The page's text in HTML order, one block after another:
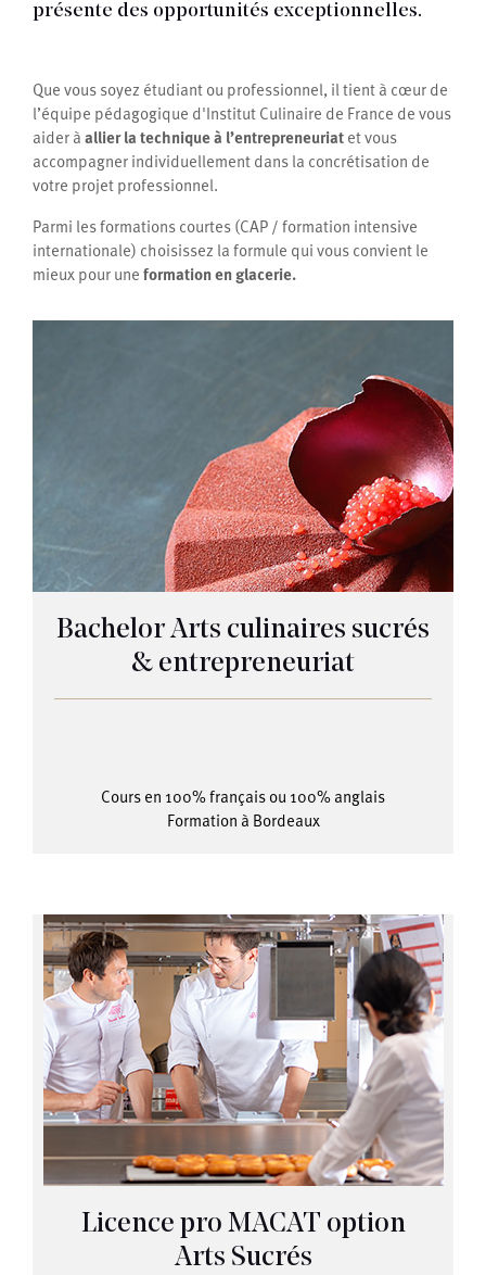
présente des opportunités exceptionnelles.
Que vous soyez étudiant ou professionnel, il tient à cœur de
l’équipe pédagogique d'Institut Culinaire de France de vous
aider àallier la technique à l’entrepreneuriatet vous
accompagner individuellement dans la concrétisation de
votre projet professionnel.
Parmi les formations courtes (CAP / formation intensive
internationale) choisissez la formule qui vous convient le
mieux pour uneformation en glacerie.
Bachelor Arts culinaires sucrés
& entrepreneuriat
Cours en 100% français ou 100% anglais
Formation à Bordeaux
Licence pro MACAT option
Arts Sucrés